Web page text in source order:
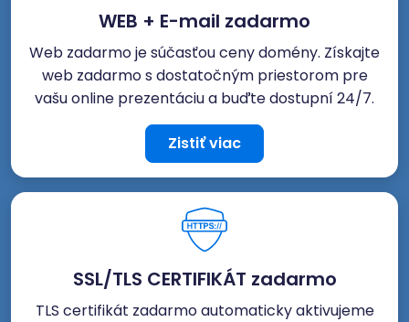
WEB + E-mail zadarmo
Web zadarmo je súčasťou ceny domény. Získajte
web zadarmo s dostatočným priestorom pre
vašu online prezentáciu a buďte dostupní 24/7.
Zistiť viac
SSL/TLS CERTIFIKÁT zadarmo
TLS certifikát zadarmo automaticky aktivujeme